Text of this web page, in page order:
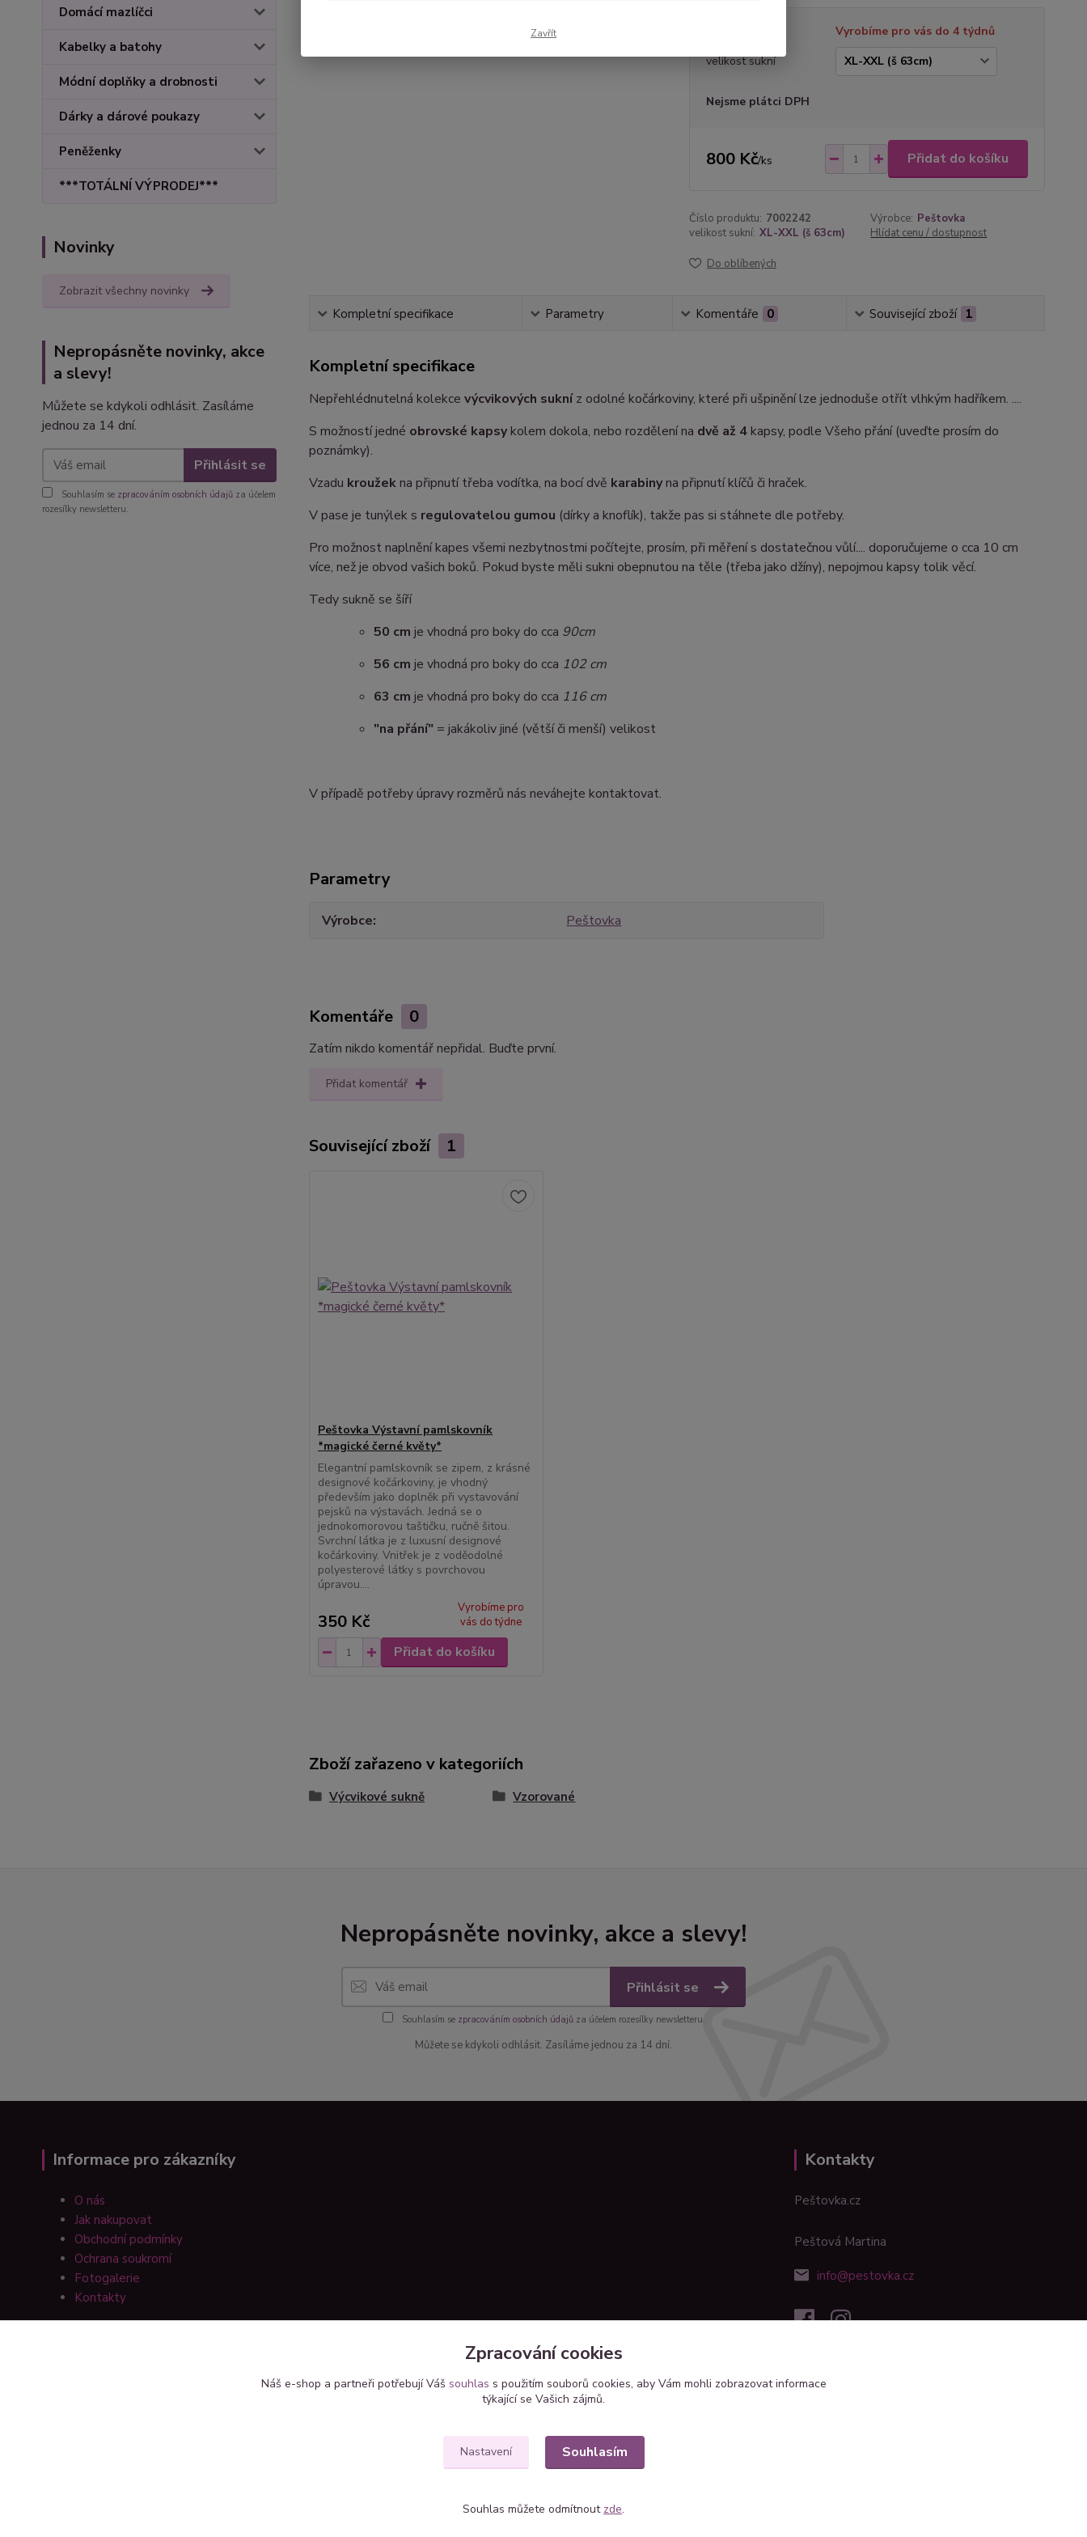
Domácí mazlíčci
Kabelky a batohy
Módní doplňky a drobnosti
Dárky a dárové poukazy
Peněženky
***TOTÁLNÍ VÝPRODEJ***
Novinky
Zobrazit všechny novinky
Nepropásněte novinky, akce
a slevy!
Můžete se kdykoli odhlásit. Zasíláme
jednou za 14 dní.
Přihlásit se
Souhlasím se zpracováním osobních údajů za účelem
rozesílky newsletteru.
Vyrobíme pro vás do 4 týdnů
velikost sukní
Nejsme plátci DPH
800 Kč/ks Přidat do košíku
Číslo produktu: 7002242 Výrobce: Peštovka
velikost sukní: XL-XXL (š 63cm) Hlídat cenu / dostupnost
Do oblíbených
Kompletní specifikace Parametry Komentáře 0 Související zboží 1
Kompletní specifikace
Nepřehlédnutelná kolekce výcvikových sukníz odolné kočárkoviny, které při ušpinění lze jednoduše otřít vlhkým hadříkem. ....
S možností jedné obrovské kapsykolem dokola, nebo rozdělení na dvě až 4kapsy, podle Všeho přání (uveďte prosím do
poznámky).
Vzadu kroužekna připnutí třeba vodítka, na bocí dvě karabinyna připnutí klíčů či hraček.
V pase je tunýlek s regulovatelou gumou (dírky a knoflík), takže pas si stáhnete dle potřeby.
Pro možnost naplnění kapes všemi nezbytnostmi počítejte, prosím, při měření s dostatečnou vůlí.... doporučujeme o cca 10 cm
více, než je obvod vašich boků. Pokud byste měli sukni obepnutou na těle (třeba jako džíny), nepojmou kapsy tolik věcí.
Tedy sukně se šíří
50 cm je vhodná pro boky do cca 90cm
56 cm je vhodná pro boky do cca 102 cm
63 cm je vhodná pro boky do cca 116 cm
"na přání"= jakákoliv jiné (větší či menší) velikost
V případě potřeby úpravy rozměrů nás neváhejte kontaktovat.
Parametry
Výrobce Peštovka
Komentáře 0
Zatím nikdo komentář nepřidal. Buďte první.
Přidat komentář
Související zboží 1
Peštovka Výstavní pamlskovník
*magické černé květy*
Elegantní pamlskovník se zipem, z krásné
designové kočárkoviny, je vhodný
především jako doplněk při vystavování
pejsků na výstavách. Jedná se o
jednokomorovou taštičku, ručně šitou.
Svrchní látka je z luxusní designové
kočárkoviny. Vnitřek je z voděodolné
polyesterové látky s povrchovou
úpravou....
350 Kč
Vyrobíme pro
vás do týdne
Přidat do košíku
Zboží zařazeno v kategoriích
Výcvikové sukně Vzorované
Nepropásněte novinky, akce a slevy!
Přihlásit se
Souhlasím se zpracováním osobních údajůza účelem rozesílky newsletteru.
Můžete se kdykoli odhlásit. Zasíláme jednou za 14 dní.
Informace pro zákazníky
O nás
Jak nakupovat
Obchodní podmínky
Ochrana soukromí
Fotogalerie
Kontakty
Kontakty
Peštovka.cz
Peštová Martina
info@pestovka.cz
Upravit sběr cookies.
Zavřít
Zpracování cookies
Náš e-shop a partneři potřebují Váš souhlas s použitím souborů cookies, aby Vám mohli zobrazovat informace
týkající se Vašich zájmů.
Nastavení Souhlasím
Souhlas můžete odmítnout zde.